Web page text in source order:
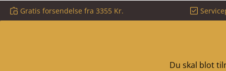
Gratis forsendelse fra 3355 Kr.
Du skal blot